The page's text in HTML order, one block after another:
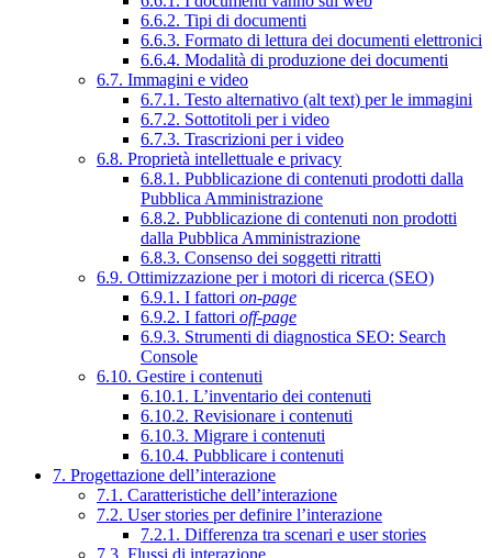
6.6.2. Tipi di documenti
6.6.3. Formato di lettura dei documenti elettronici
6.6.4. Modalità di produzione dei documenti
6.7. Immagini e video
6.7.1. Testo alternativo (alt text) per le immagini
6.7.2. Sottotitoli per i video
6.7.3. Trascrizioni per i video
6.8. Proprietà intellettuale e privacy
6.8.1. Pubblicazione di contenuti prodotti dalla
Pubblica Amministrazione
6.8.2. Pubblicazione di contenuti non prodotti
dalla Pubblica Amministrazione
6.8.3. Consenso dei soggetti ritratti
6.9. Ottimizzazione per i motori di ricerca (SEO)
6.9.1. I fattori on-page
6.9.2. I fattori off-page
6.9.3. Strumenti di diagnostica SEO: Search
Console
6.10. Gestire i contenuti
6.10.1. L’inventario dei contenuti
6.10.2. Revisionare i contenuti
6.10.3. Migrare i contenuti
6.10.4. Pubblicare i contenuti
7. Progettazione dell’interazione
7.1. Caratteristiche dell’interazione
7.2. User stories per definire l’interazione
7.2.1. Differenza tra scenari e user stories
7.3. Flussi di interazione